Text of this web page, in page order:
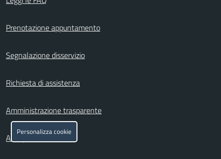
Prenotazione appuntamento
Segnalazione disservizio
Richiesta di assistenza
Amministrazione trasparente
Albo pretorio
Personalizza cookie